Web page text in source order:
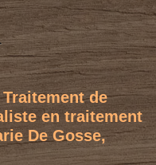
de
en traitement
De Gosse,